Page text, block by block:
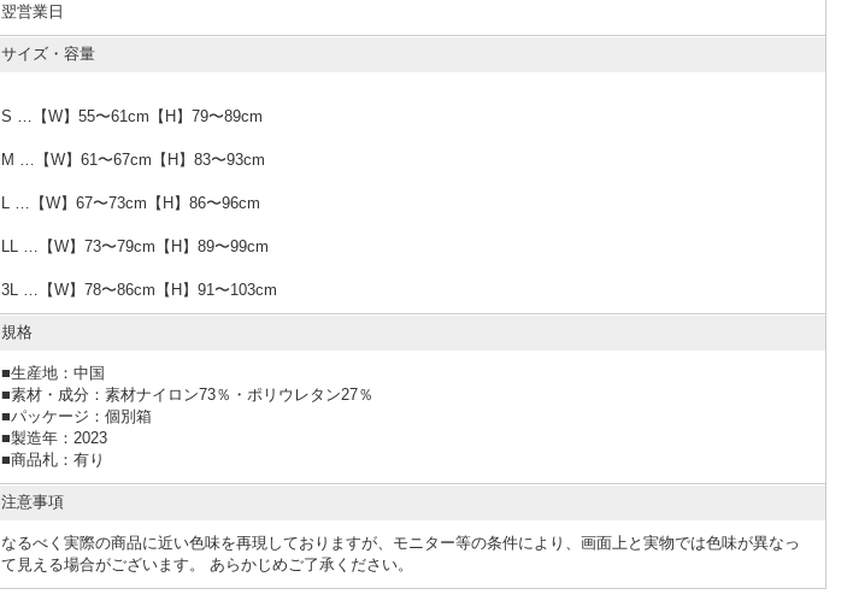
翌営業日
サイズ・容量
S …【W】55〜61cm【H】79〜89cm
M …【W】61〜67cm【H】83〜93cm
L …【W】67〜73cm【H】86〜96cm
LL …【W】73〜79cm【H】89〜99cm
3L …【W】78〜86cm【H】91〜103cm
規格
■生産地：中国
■素材・成分：素材ナイロン73％・ポリウレタン27％
■パッケージ：個別箱
■製造年：2023
■商品札：有り
注意事項
なるべく実際の商品に近い色味を再現しておりますが、モニター等の条件により、画面上と実物では色味が異なっ
て見える場合がございます。 あらかじめご了承ください。